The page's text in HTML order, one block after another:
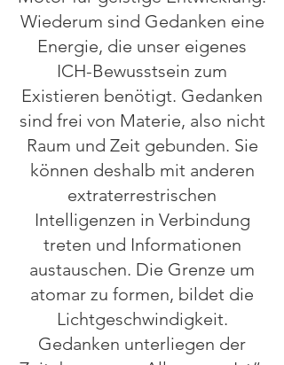
Wiederum sind Gedanken eine
Energie, die unser eigenes
ICH-Bewusstsein zum
Existieren benötigt. Gedanken
sind frei von Materie, also nicht
Raum und Zeit gebunden. Sie
können deshalb mit anderen
extraterrestrischen
Intelligenzen in Verbindung
treten und Informationen
austauschen. Die Grenze um
atomar zu formen, bildet die
Lichtgeschwindigkeit.
Gedanken unterliegen der